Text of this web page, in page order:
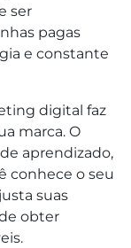
ser
pagas
e constante
digital faz
marca. O
aprendizado,
conhece o seu
suas
obter